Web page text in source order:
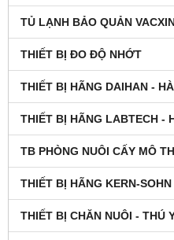
TỦ LẠNH BẢO QUẢN
THIẾT BỊ ĐO ĐỘ NHỚT
THIẾT BỊ HÃNG DAIHAN -
THIẾT BỊ HÃNG LABTECH -
TB PHÒNG NUÔI CẤY MÔ
THIẾT BỊ HÃNG KERN-SOHN
THIẾT BỊ CHĂN NUÔI - THÚ